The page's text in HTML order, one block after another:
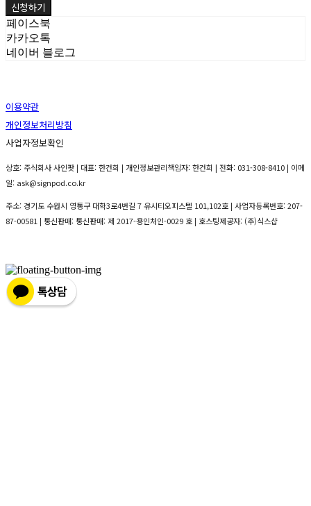
신청하기
페이스북
카카오톡
네이버 블로그
이용약관
개인정보처리방침
사업자정보확인
상호: 주식회사 사인팟 | 대표: 한건희 | 개인정보관리책임자: 한건희 | 전화: 031-308-8410 | 이메
일: ask@signpod.co.kr
주소: 경기도 수원시 영통구 대학3로4번길 7 유시티오피스텔 101,102호 | 사업자등록번호:207-
87-00581 | 통신판매: 통신판매: 제 2017-용인처인-0029 호 | 호스팅제공자: (주)식스샵